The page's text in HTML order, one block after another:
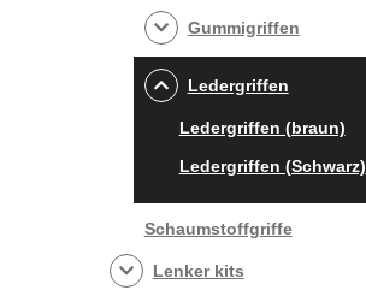
Gummigriffen
Ledergriffen
Ledergriffen (braun)
Ledergriffen (Schwarz)
Schaumstoffgriffe
Lenker kits